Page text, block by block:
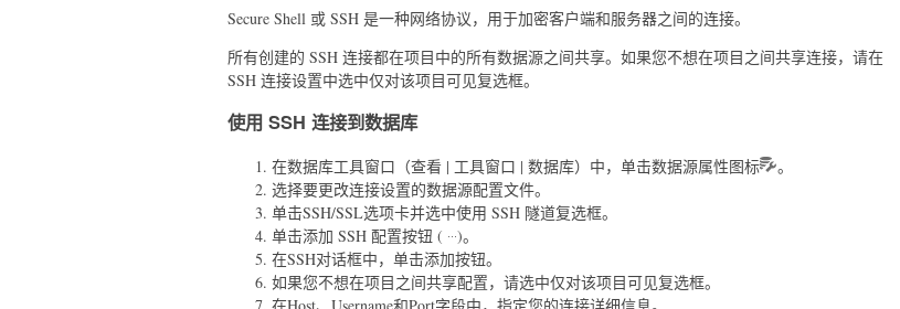
Secure Shell 或 SSH 是一种网络协议，用于加密客户端和服务器之间的连接。
所有创建的 SSH 连接都在项目中的所有数据源之间共享。如果您不想在项目之间共享连接，请在
SSH 连接设置中选中仅对该项目可见复选框。
使用 SSH 连接到数据库
在数据库工具窗口（查看 | 工具窗口 | 数据库）中，单击数据源属性图标
。
选择要更改连接设置的数据源配置文件。
单击SSH/SSL选项卡并选中使用 SSH 隧道复选框。
单击添加 SSH 配置按钮 (
)。
在SSH对话框中，单击添加按钮。
如果您不想在项目之间共享配置，请选中仅对该项目可见复选框。